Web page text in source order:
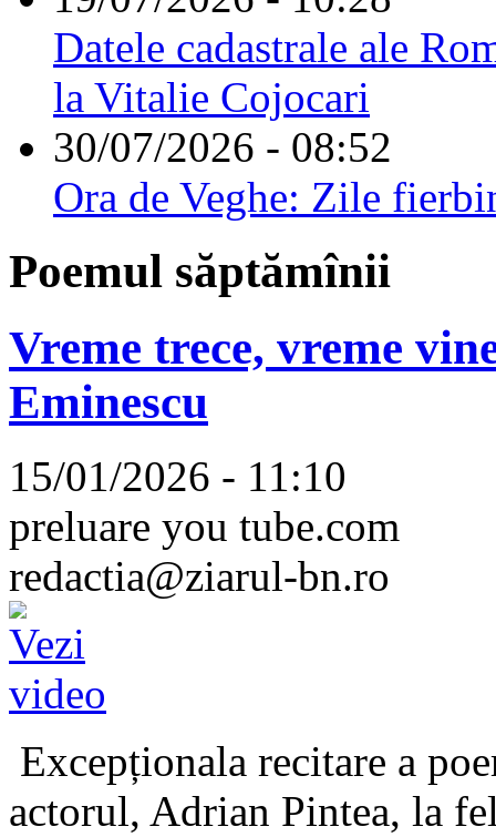
Datele cadastrale ale
la Vitalie Cojocari
30/07/2026 - 08:52
Ora de Veghe: Zile
Poemul săptămînii
Vreme trece, vreme
Eminescu
15/01/2026 - 11:10
preluare you tube.com
redactia@ziarul-bn.ro
Excepționala recitare a
actorul, Adrian Pintea, la